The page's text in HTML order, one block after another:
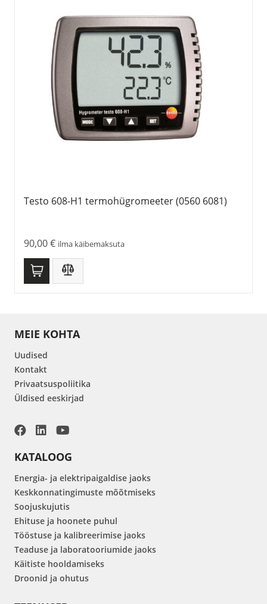
Testo 608-H1 termohügromeeter (0560 6081)
90,00€ ilma käibemaksuta
MEIE KOHTA
Uudised
Kontakt
Privaatsuspoliitika
Üldised eeskirjad
KATALOOG
Energia- ja elektripaigaldise jaoks
Keskkonnatingimuste mõõtmiseks
Soojuskujutis
Ehituse ja hoonete puhul
Tööstuse ja kalibreerimise jaoks
Teaduse ja laboratooriumide jaoks
Käitiste hooldamiseks
Droonid ja ohutus